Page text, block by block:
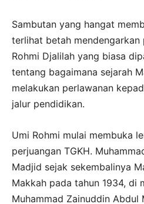
Sambutan yang hangat
terlihat betah mendengarkan
Rohmi Djalilah yang biasa
tentang bagaimana sejarah
melakukan perlawanan
jalur pendidikan.
Umi Rohmi mulai membuka
perjuangan TGKH.
Madjid sejak sekembalinya
Makkah pada tahun 1934, di
Muhammad Zainuddin Abdul